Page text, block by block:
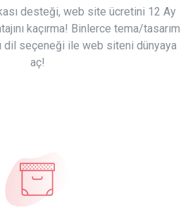
desteği, web site ücretini 12 Ay
kaçırma! Binlerce tema/tasarım
dil seçeneği ile web siteni dünyaya
aç!